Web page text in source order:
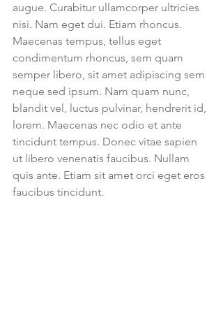
augue. Curabitur ullamcorper ultricies
nisi. Nam eget dui. Etiam rhoncus.
Maecenas tempus, tellus eget
condimentum rhoncus, sem quam
semper libero, sit amet adipiscing sem
neque sed ipsum. Nam quam nunc,
blandit vel, luctus pulvinar, hendrerit id,
lorem. Maecenas nec odio et ante
tincidunt tempus. Donec vitae sapien
ut libero venenatis faucibus. Nullam
quis ante. Etiam sit amet orci eget eros
faucibus tincidunt.